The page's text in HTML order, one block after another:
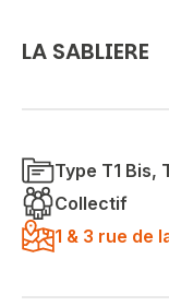
LA SABLIERE
Type T1 Bis,
Collectif
1 & 3 rue de